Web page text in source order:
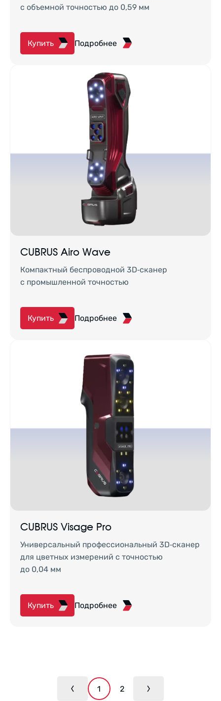
с объемной точностью до 0,59 мм
Купить Подробнее
CUBRUS Airo Wave
Компактный беспроводной 3D‑сканер
с промышленной точностью
Купить Подробнее
CUBRUS Visage Pro
Универсальный профессиональный 3D‑сканер
для цветных измерений с точностью
до 0,04 мм
Купить Подробнее
Предыдущая страница
1 2
Следующая страница